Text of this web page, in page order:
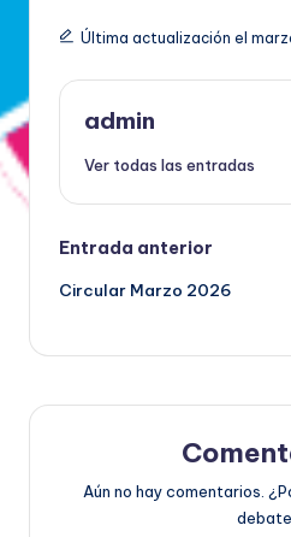
Última actualización el
admin
Ver todas las entradas
Entrada anterior
Circular Marzo 2026
Aún no hay comentarios.